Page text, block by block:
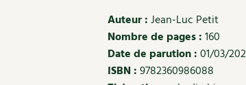
Auteur :Jean-Luc Petit
Nombre de pages :160
Date de parution :01/03/
ISBN :9782360986088